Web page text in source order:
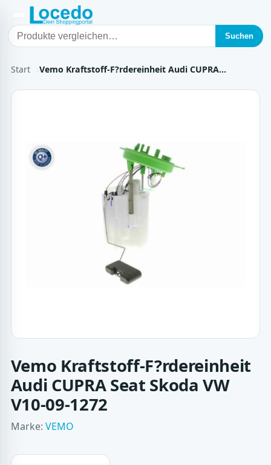
Suchen
Start Vemo Kraftstoff-F?rdereinheit Audi CUPRA…
Vemo Kraftstoff-F?rdereinheit
Audi CUPRA Seat Skoda VW
V10-09-1272
Marke: VEMO